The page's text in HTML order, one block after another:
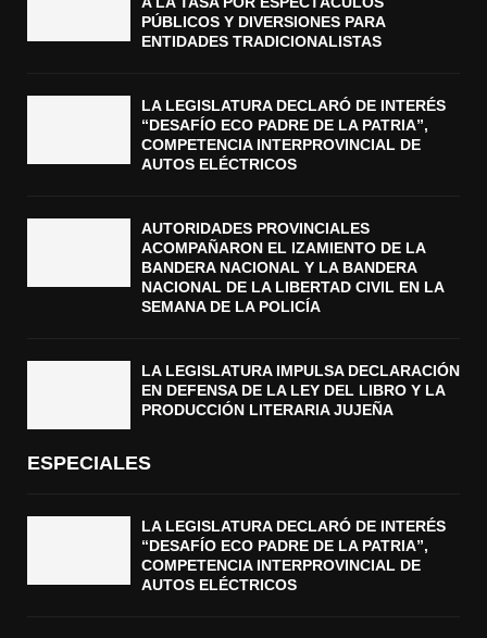
PÚBLICOS Y DIVERSIONES PARA
ENTIDADES TRADICIONALISTAS
LA LEGISLATURA DECLARÓ DE INTERÉS
“DESAFÍO ECO PADRE DE LA PATRIA”,
COMPETENCIA INTERPROVINCIAL DE
AUTOS ELÉCTRICOS
AUTORIDADES PROVINCIALES
ACOMPAÑARON EL IZAMIENTO DE LA
BANDERA NACIONAL Y LA BANDERA
NACIONAL DE LA LIBERTAD CIVIL EN LA
SEMANA DE LA POLICÍA
LA LEGISLATURA IMPULSA DECLARACIÓN
EN DEFENSA DE LA LEY DEL LIBRO Y LA
PRODUCCIÓN LITERARIA JUJEÑA
ESPECIALES
LA LEGISLATURA DECLARÓ DE INTERÉS
“DESAFÍO ECO PADRE DE LA PATRIA”,
COMPETENCIA INTERPROVINCIAL DE
AUTOS ELÉCTRICOS